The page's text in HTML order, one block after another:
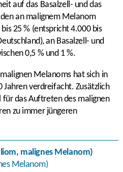
auf das Basalzell- und das
an malignem Melanom
25 % (entspricht 4.000 bis
an Basalzell- und
0,5 % und 1 %.
Melanoms hat sich in
Jahren verdreifacht. Zusätzlich
das Auftreten des malignen
zu immer jüngeren
malignes Melanom)
Melanom)